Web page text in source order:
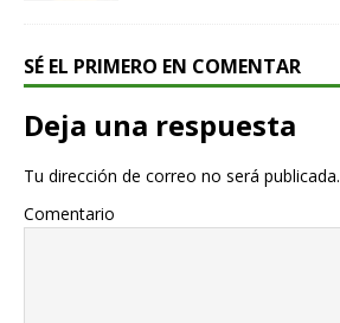
SÉ EL PRIMERO EN COMENTAR
Deja una respuesta
Tu dirección de correo no será publicada.
Comentario